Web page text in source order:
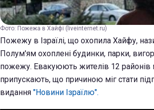
Фото: Пожежа в Хайфі (liveinternet.ru)
Пожежу в Ізраїлі, що охопила Хайфу,
Полум'ям охоплені будинки, парки,
пожежу. Евакуюють жителів 12 районів
припускають, що причиною міг стати
видання "Новини Ізраїлю".